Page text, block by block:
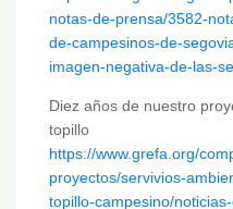
notas-de-prensa/3582-
de-campesinos-de-
imagen-negativa-de-las-
Diez años de nuestro
topillo
https://www.grefa.org/
proyectos/servivios-
topillo-campesino/